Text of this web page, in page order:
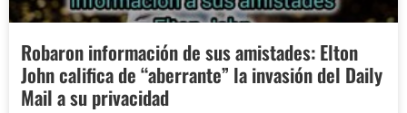
Robaron información de sus amistades: Elton
John califica de “aberrante” la invasión del Daily
Mail a su privacidad